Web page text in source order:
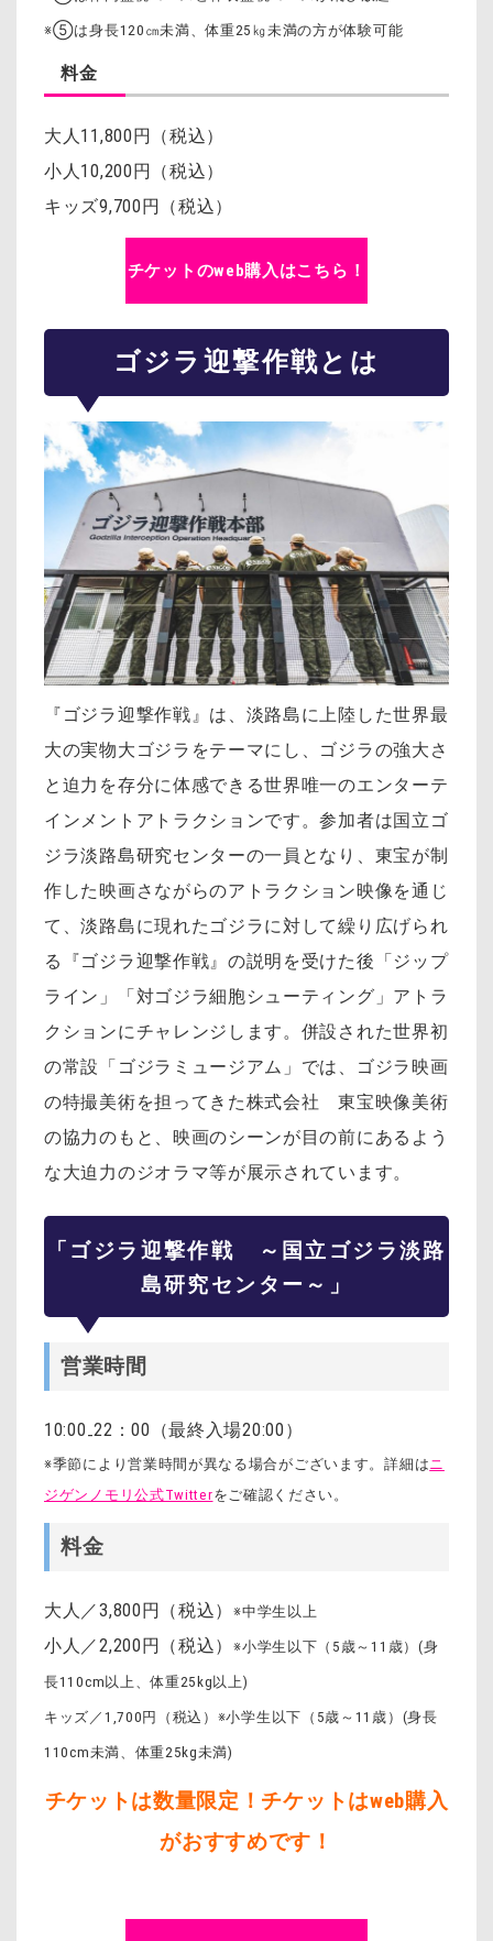
※⑤は身長120㎝未満、体重25㎏未満の方が体験可能
料金
大人11,800円（税込）
小人10,200円（税込）
キッズ9,700円（税込）
チケットのweb購入はこちら！
ゴジラ迎撃作戦とは
『ゴジラ迎撃作戦』は、淡路島に上陸した世界最
大の実物大ゴジラをテーマにし、ゴジラの強大さ
と迫力を存分に体感できる世界唯一のエンターテ
インメントアトラクションです。参加者は国立ゴ
ジラ淡路島研究センターの一員となり、東宝が制
作した映画さながらのアトラクション映像を通じ
て、淡路島に現れたゴジラに対して繰り広げられ
る『ゴジラ迎撃作戦』の説明を受けた後「ジップ
ライン」「対ゴジラ細胞シューティング」アトラ
クションにチャレンジします。併設された世界初
の常設「ゴジラミュージアム」では、ゴジラ映画
の特撮美術を担ってきた株式会社 東宝映像美術
の協力のもと、映画のシーンが目の前にあるよう
な大迫力のジオラマ等が展示されています。
「ゴジラ迎撃作戦 ～国立ゴジラ淡路
島研究センター～」
営業時間
10:00₋22：00（最終入場20:00）
※季節により営業時間が異なる場合がございます。詳細はニ
ジゲンノモリ公式Twitterをご確認ください。
料金
大人／3,800円（税込）※中学生以上
小人／2,200円（税込）※小学生以下（5歳～11歳）(身
長110cm以上、体重25kg以上)
キッズ／1,700円（税込）※小学生以下（5歳～11歳）(身長
110cm未満、体重25kg未満)
チケットは数量限定！チケットはweb購入
がおすすめです！